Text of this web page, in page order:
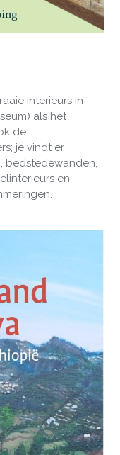
interieurs in
als het
de
je vindt er
bedstedewanden,
en